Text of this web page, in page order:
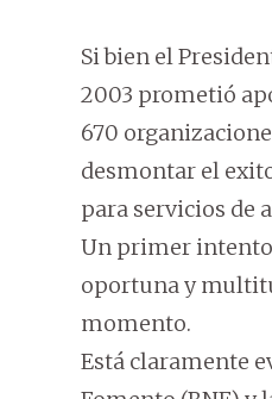
Si bien el
2003 prometió
670
desmontar el
para servicios de
Un primer
oportuna y
momento.
Está claramente